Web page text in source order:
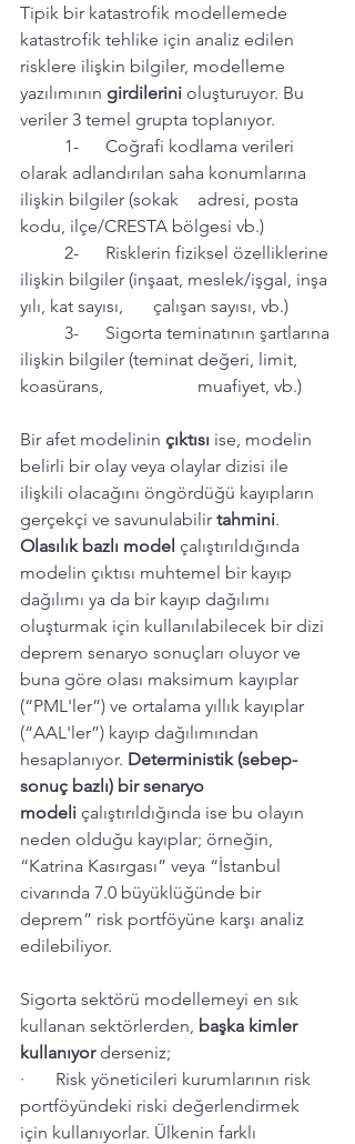
Tipik bir katastrofik modellemede
katastrofik tehlike için analiz edilen
risklere ilişkin bilgiler, modelleme
yazılımının girdilerini oluşturuyor. Bu
veriler 3 temel grupta toplanıyor.
olarak adlandırılan saha konumlarına
ilişkin bilgiler (sokak 	adresi, posta
kodu, ilçe/CRESTA bölgesi vb.)
ilişkin bilgiler (inşaat, meslek/işgal, inşa
yılı, kat sayısı, 	çalışan sayısı, vb.)
ilişkin bilgiler (teminat değeri, limit,
koasürans, 		muafiyet, vb.)
Bir afet modelinin çıktısı ise, modelin
belirli bir olay veya olaylar dizisi ile
ilişkili olacağını öngördüğü kayıpların
gerçekçi ve savunulabilir tahmini.
Olasılık bazlı model çalıştırıldığında
modelin çıktısı muhtemel bir kayıp
dağılımı ya da bir kayıp dağılımı
oluşturmak için kullanılabilecek bir dizi
deprem senaryo sonuçları oluyor ve
buna göre olası maksimum kayıplar
(“PML'ler”) ve ortalama yıllık kayıplar
(“AAL'ler”) kayıp dağılımından
hesaplanıyor. Deterministik (sebep-
sonuç bazlı) bir senaryo
modeli çalıştırıldığında ise bu olayın
neden olduğu kayıplar; örneğin,
“Katrina Kasırgası” veya “İstanbul
civarında 7.0 büyüklüğünde bir
deprem” risk portföyüne karşı analiz
edilebiliyor.
Sigorta sektörü modellemeyi en sık
kullanan sektörlerden, başka kimler
kullanıyor derseniz;
·       Risk yöneticileri kurumlarının risk
portföyündeki riski değerlendirmek
için kullanıyorlar. Ülkenin farklı